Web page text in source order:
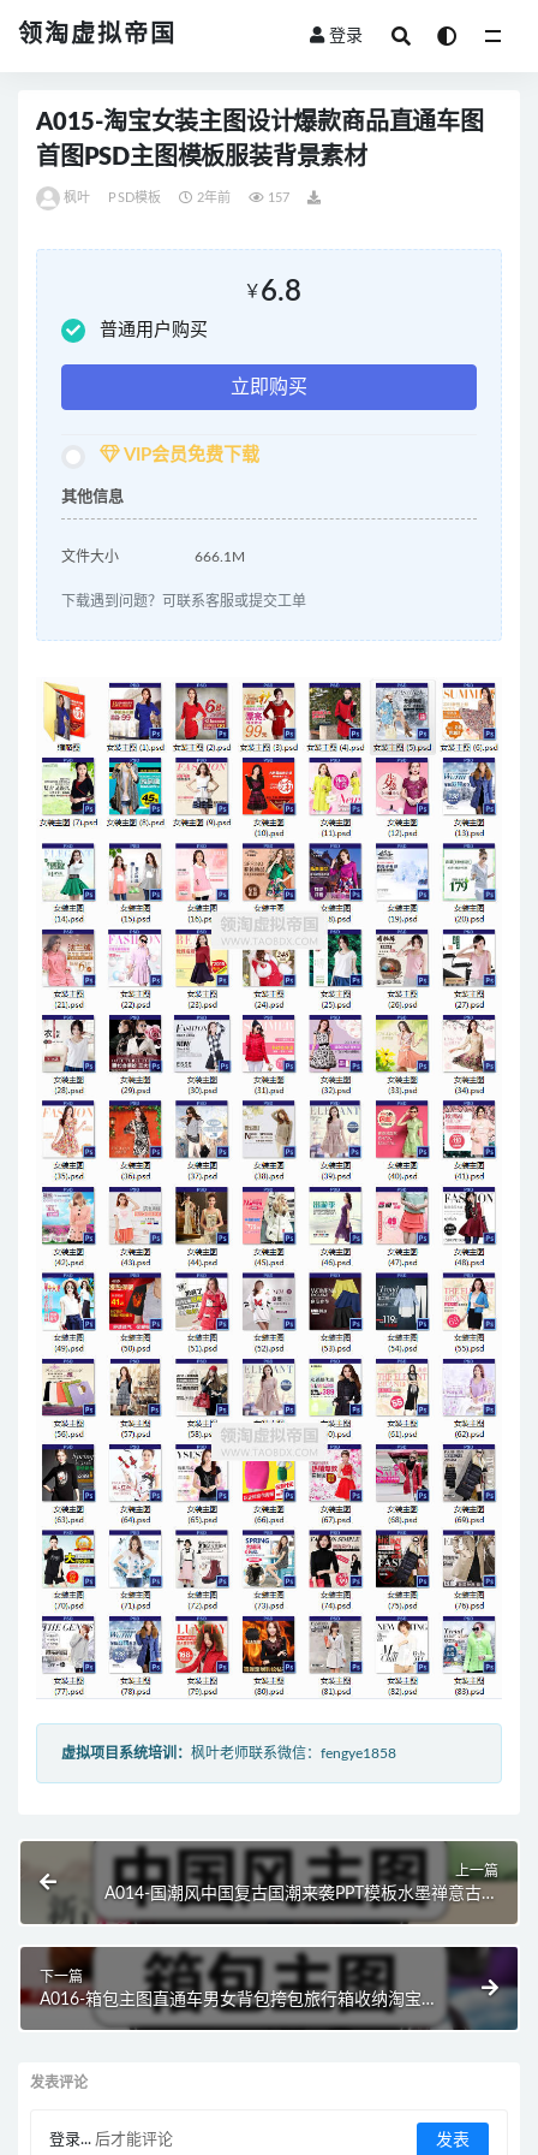
领淘虚拟帝国 登录
A015-淘宝女装主图设计爆款商品直通车图
首图PSD主图模板服装背景素材
枫叶 PSD模板 2年前 157
￥ 6.8
普通用户购买
立即购买
VIP会员免费下载
其他信息
文件大小 666.1M
下载遇到问题？可联系客服或提交工单
虚拟项目系统培训： 枫叶老师联系微信：fengye1858
上一篇
A014-国潮风中国复古国潮来袭PPT模板水墨禅意古典
剪纸动态PPT模版素材
下一篇
A016-箱包主图直通车男女背包挎包旅行箱收纳淘宝店
铺装修素材PSD模板
发表评论
登录... 后才能评论